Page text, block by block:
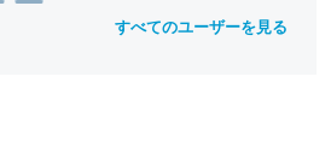
すべてのユーザーを見る